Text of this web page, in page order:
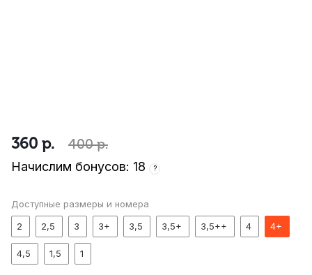
360 р. 400р.
Начислим бонусов: 18 ?
Доступные размеры и номера
2
2,5 3 3+ 3,5 3,5+ 3,5++ 4 4+
4,5 1,5 1